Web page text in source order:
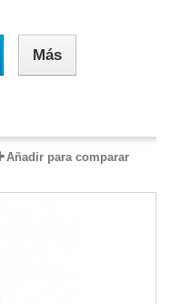
Más
Añadir para comparar